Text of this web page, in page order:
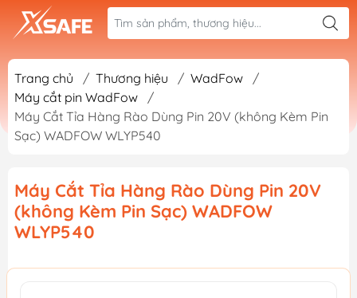
Trang chủ / Thương hiệu / WadFow
/
Máy cắt pin WadFow
/
Máy Cắt Tỉa Hàng Rào Dùng Pin 20V (không Kèm Pin
Sạc) WADFOW WLYP540
Máy Cắt Tỉa Hàng Rào Dùng Pin 20V
(không Kèm Pin Sạc) WADFOW
WLYP540